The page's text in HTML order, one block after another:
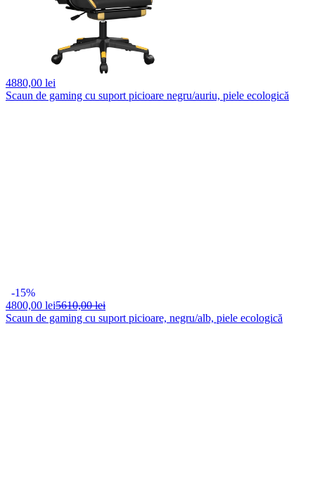
4880,00 lei
Scaun de gaming cu suport picioare negru/auriu, piele ecologică
-15%
4800,00 lei5610,00 lei
Scaun de gaming cu suport picioare, negru/alb, piele ecologică